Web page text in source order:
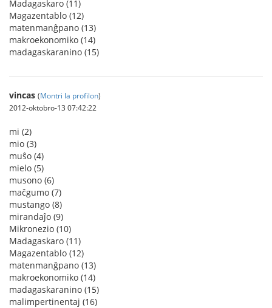
Madagaskaro (11)
Magazentablo (12)
matenmanĝpano (13)
makroekonomiko (14)
madagaskaranino (15)
vincas (Montri la profilon)
2012-oktobro-13 07:42:22
mi (2)
mio (3)
muŝo (4)
mielo (5)
musono (6)
maĉgumo (7)
mustango (8)
mirandaĵo (9)
Mikronezio (10)
Madagaskaro (11)
Magazentablo (12)
matenmanĝpano (13)
makroekonomiko (14)
madagaskaranino (15)
malimpertinentaj (16)